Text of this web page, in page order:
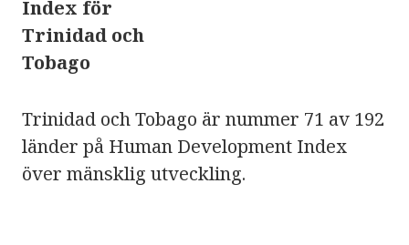
Index för
Trinidad och
Tobago
Trinidad och Tobago är nummer 71 av 192
länder på Human Development Index
över mänsklig utveckling.